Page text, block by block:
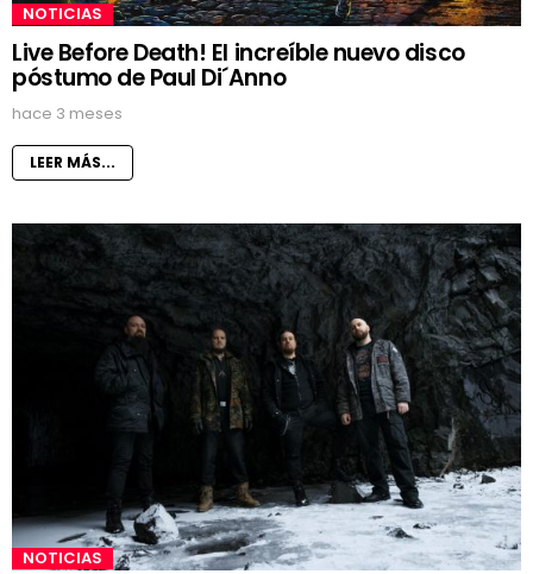
NOTICIAS
Live Before Death! El increíble nuevo disco
póstumo de Paul Di´Anno
hace 3 meses
LEER MÁS...
NOTICIAS